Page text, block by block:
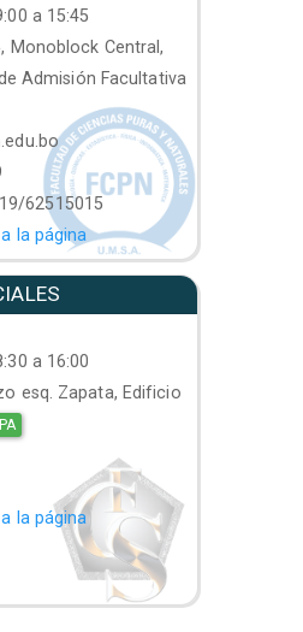
a 15:45
Monoblock Central,
Admisión Facultativa
62515015
la página
a 16:00
esq. Zapata, Edificio
la página